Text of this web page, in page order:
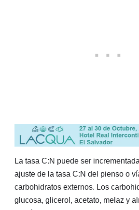
La tasa C:N puede ser
ajuste de la tasa C:N del pienso o
carbohidratos externos. Los
glucosa, glicerol, acetato, melaz y